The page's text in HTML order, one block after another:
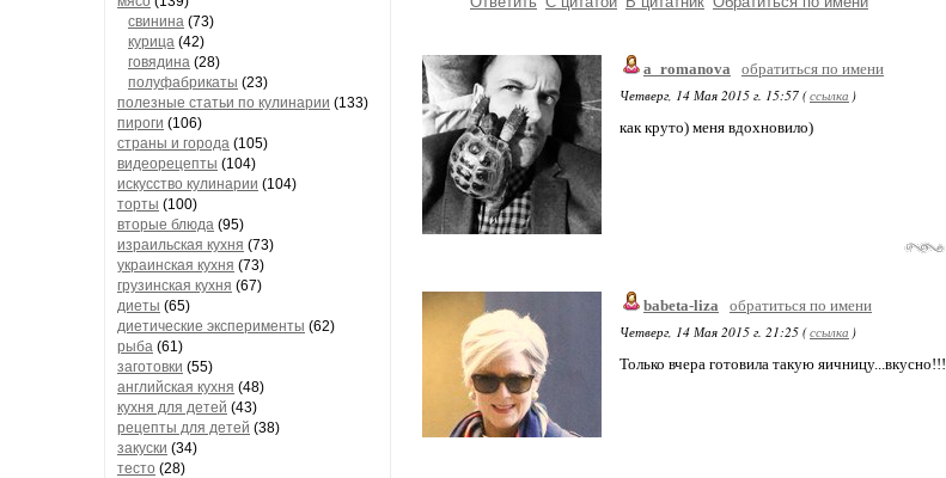
свинина (73)
курица (42)
говядина (28)
полуфабрикаты (23)
полезные статьи по кулинарии (133)
пироги (106)
страны и города (105)
видеорецепты (104)
искусство кулинарии (104)
торты (100)
вторые блюда (95)
израильская кухня (73)
украинская кухня (73)
грузинская кухня (67)
диеты (65)
диетические эксперименты (62)
рыба (61)
заготовки (55)
английская кухня (48)
кухня для детей (43)
рецепты для детей (38)
закуски (34)
тесто (28)
a_romanova
обратиться по имени
Четверг, 14 Мая 2015 г. 15:57 (ссылка )
как круто) меня вдохновило)
babeta-liza
обратиться по имени
Четверг, 14 Мая 2015 г. 21:25 (ссылка )
Только вчера готовила такую яичницу...вкусно!!!